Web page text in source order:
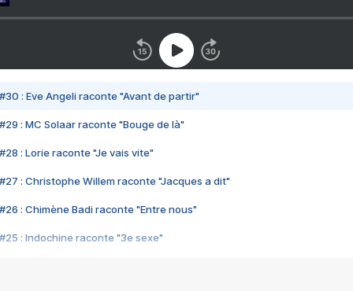
#30 : Eve Angeli raconte "Avant de partir"
#29 : MC Solaar raconte "Bouge de là"
#28 : Lorie raconte "Je vais vite"
#27 : Christophe Willem raconte "Jacques a dit"
#26 : Chimène Badi raconte "Entre nous"
#25 : Indochine raconte "3e sexe"